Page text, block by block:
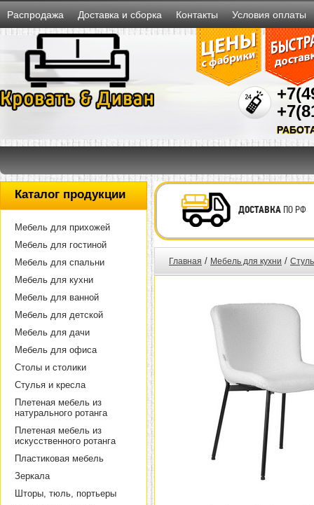
Распродажа Доставка и сборка Контакты Условия оплаты
Каталог продукции
Мебель для прихожей
Мебель для гостиной
Мебель для спальни
Мебель для кухни
Мебель для ванной
Мебель для детской
Мебель для дачи
Мебель для офиса
Столы и столики
Стулья и кресла
Плетеная мебель из
натурального ротанга
Плетеная мебель из
искусственного ротанга
Пластиковая мебель
Зеркала
Шторы, тюль, портьеры
ДОСТАВКАПО РФ
Главная / Мебель для кухни /